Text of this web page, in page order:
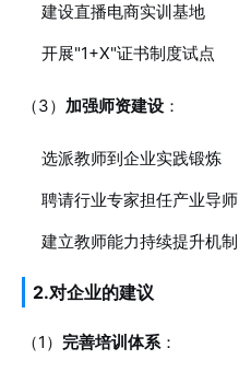
建设直播电商实训基地
开展"1+X"证书制度试点
（3） 加强师资建设 ：
选派教师到企业实践锻炼
聘请行业专家担任产业导师
建立教师能力持续提升机制
2.对企业的建议
（1） 完善培训体系：